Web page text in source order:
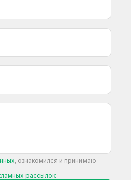
, ознакомился и принимаю
рассылок